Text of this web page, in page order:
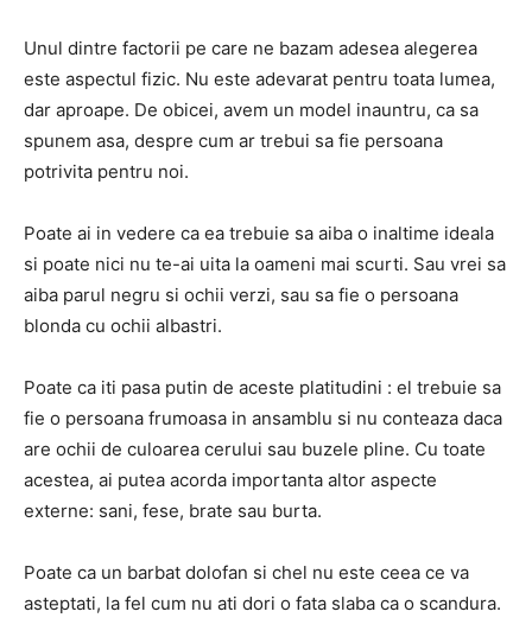
Unul dintre factorii pe care ne bazam adesea alegerea
este aspectul fizic. Nu este adevarat pentru toata lumea,
dar aproape. De obicei, avem un model inauntru, ca sa
spunem asa, despre cum ar trebui sa fie persoana
potrivita pentru noi.
Poate ai in vedere ca ea trebuie sa aiba o inaltime ideala
si poate nici nu te-ai uita la oameni mai scurti. Sau vrei sa
aiba parul negru si ochii verzi, sau sa fie o persoana
blonda cu ochii albastri.
Poate ca iti pasa putin de aceste platitudini : el trebuie sa
fie o persoana frumoasa in ansamblu si nu conteaza daca
are ochii de culoarea cerului sau buzele pline. Cu toate
acestea, ai putea acorda importanta altor aspecte
externe: sani, fese, brate sau burta.
Poate ca un barbat dolofan si chel nu este ceea ce va
asteptati, la fel cum nu ati dori o fata slaba ca o scandura.